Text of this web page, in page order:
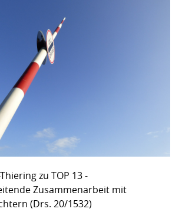
zu TOP 13 -
Zusammenarbeit mit
(Drs. 20/1532)